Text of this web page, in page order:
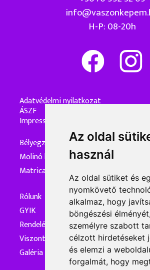
Az oldal
használ
Az oldal sütiket és
nyomkövető
alkalmaz, hogy
böngészési
személyre szabott
célzott hirdetéseket
és elemzi a
forgalmát, hogy
H-P: 08-20h
Rólunk
GYIK
Rendelés és kiszállítás
Viszonteladóknak
Galéria
Bélyegzőkészítés
Molinó készítés
Matrica készítés
Adatvédelmi nyilatkozat
ÁSZF
Impresszum